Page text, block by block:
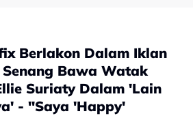
Berlakon Dalam Iklan
Senang Bawa Watak
Suriaty Dalam 'Lain
- "Saya 'Happy'